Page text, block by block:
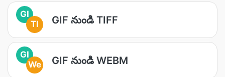
GI
TI
GIF నుండి TIFF
GI
We
GIF నుండి WEBM